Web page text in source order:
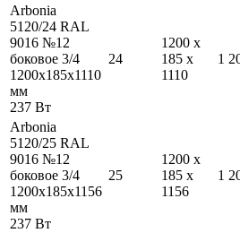
Arbonia
5120/24 RAL
9016 №12
боковое 3/4
1200x185x1110
мм
237 Вт
24
1200 x
185 x
1110
1
Arbonia
5120/25 RAL
9016 №12
боковое 3/4
1200x185x1156
мм
237 Вт
25
1200 x
185 x
1156
1